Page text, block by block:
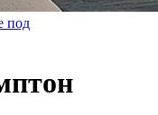
под